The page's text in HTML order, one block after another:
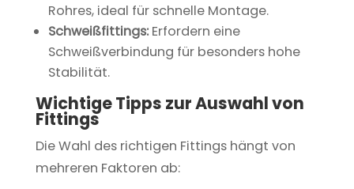
Rohres, ideal für schnelle Montage.
Schweißfittings:Erfordern eine
Schweißverbindung für besonders hohe
Stabilität.
Wichtige Tipps zur Auswahl von
Fittings
Die Wahl des richtigen Fittings hängt von
mehreren Faktoren ab: